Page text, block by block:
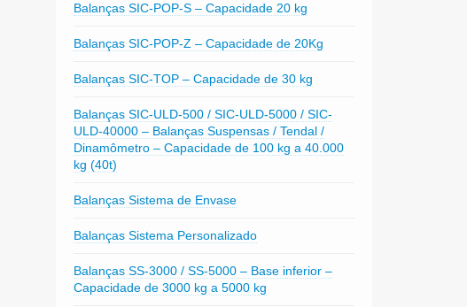
Balanças SIC-POP-S – Capacidade 20 kg
Balanças SIC-POP-Z – Capacidade de 20Kg
Balanças SIC-TOP – Capacidade de 30 kg
Balanças SIC-ULD-500 / SIC-ULD-5000 / SIC-
ULD-40000 – Balanças Suspensas / Tendal /
Dinamômetro – Capacidade de 100 kg a 40.000
kg (40t)
Balanças Sistema de Envase
Balanças Sistema Personalizado
Balanças SS-3000 / SS-5000 – Base inferior –
Capacidade de 3000 kg a 5000 kg